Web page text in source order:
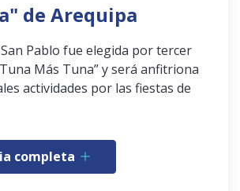
de Arequipa
Pablo fue elegida por tercer
Más Tuna” y será anfitriona
actividades por las fiestas de
completa